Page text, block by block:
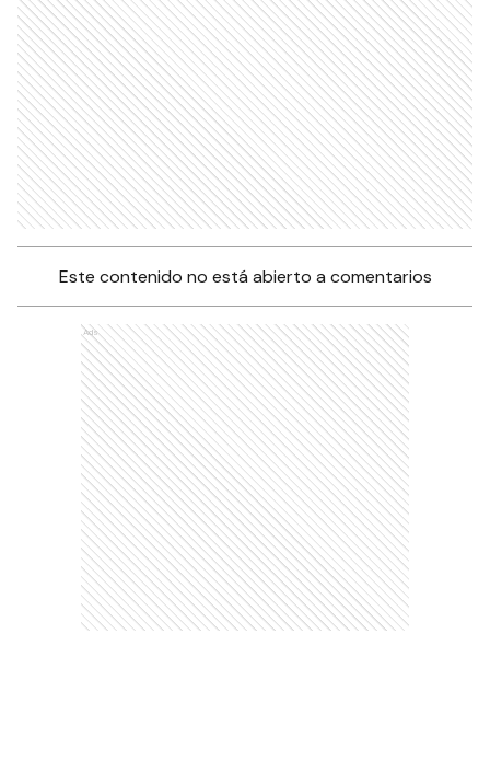
Este contenido no está abierto a comentarios
Ads